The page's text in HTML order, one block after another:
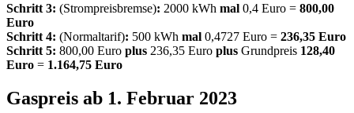
Schritt 3: (Strompreisbremse): 2000 kWh mal 0,4 Euro = 800,00
Euro
Schritt 4: (Normaltarif): 500 kWh mal 0,4727 Euro = 236,35 Euro
Schritt 5: 800,00 Euro plus 236,35 Euro plus Grundpreis 128,40
Euro = 1.164,75 Euro
Gaspreis ab 1. Februar 2023